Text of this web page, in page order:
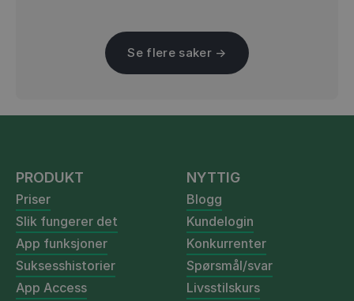
Se flere saker →
PRODUKT
Priser
Slik fungerer det
App funksjoner
Suksesshistorier
App Access
NYTTIG
Blogg
Kundelogin
Konkurrenter
Spørsmål/svar
Livsstilskurs